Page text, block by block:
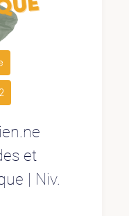
et
| Niv.